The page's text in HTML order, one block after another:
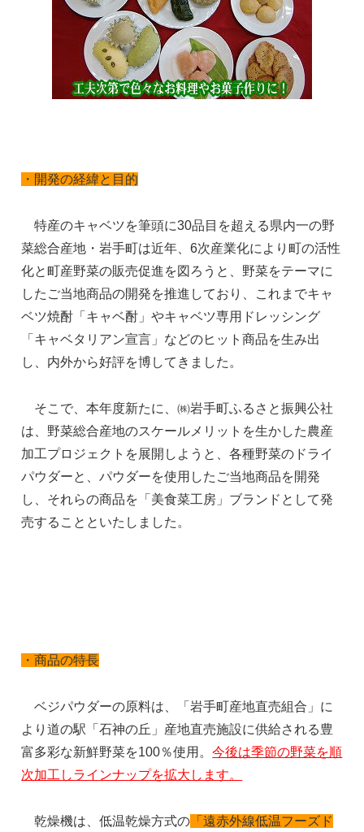
・開発の経緯と目的
特産のキャベツを筆頭に30品目を超える県内一の野
菜総合産地・岩手町は近年、6次産業化により町の活性
化と町産野菜の販売促進を図ろうと、野菜をテーマに
したご当地商品の開発を推進しており、これまでキャ
ベツ焼酎「キャベ酎」やキャベツ専用ドレッシング
「キャベタリアン宣言」などのヒット商品を生み出
し、内外から好評を博してきました。
そこで、本年度新たに、㈱岩手町ふるさと振興公社
は、野菜総合産地のスケールメリットを生かした農産
加工プロジェクトを展開しようと、各種野菜のドライ
パウダーと、パウダーを使用したご当地商品を開発
し、それらの商品を「美食菜工房」ブランドとして発
売することといたしました。
・商品の特長
ベジパウダーの原料は、「岩手町産地直売組合」に
より道の駅「石神の丘」産地直売施設に供給される豊
富多彩な新鮮野菜を100％使用。今後は季節の野菜を順
次加工しラインナップを拡大します。
乾燥機は、低温乾燥方式の 「遠赤外線低温フーズド